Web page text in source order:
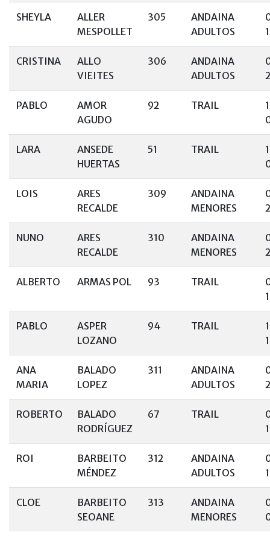
SHEYLA
ALLER
MESPOLLET
305
ANDAINA
ADULTOS
CRISTINA
ALLO
VIEITES
306
ANDAINA
ADULTOS
PABLO
AMOR
AGUDO
92 TRAIL
LARA
ANSEDE
HUERTAS
51 TRAIL
LOIS
ARES
RECALDE
309
ANDAINA
MENORES
NUNO
ARES
RECALDE
310
ANDAINA
MENORES
ALBERTO ARMAS POL 93 TRAIL
PABLO
ASPER
LOZANO
94 TRAIL
ANA
MARIA
BALADO
LOPEZ
311
ANDAINA
ADULTOS
ROBERTO
BALADO
RODRÍGUEZ
67 TRAIL
ROI
BARBEITO
MÉNDEZ
312
ANDAINA
ADULTOS
CLOE
BARBEITO
SEOANE
313
ANDAINA
MENORES